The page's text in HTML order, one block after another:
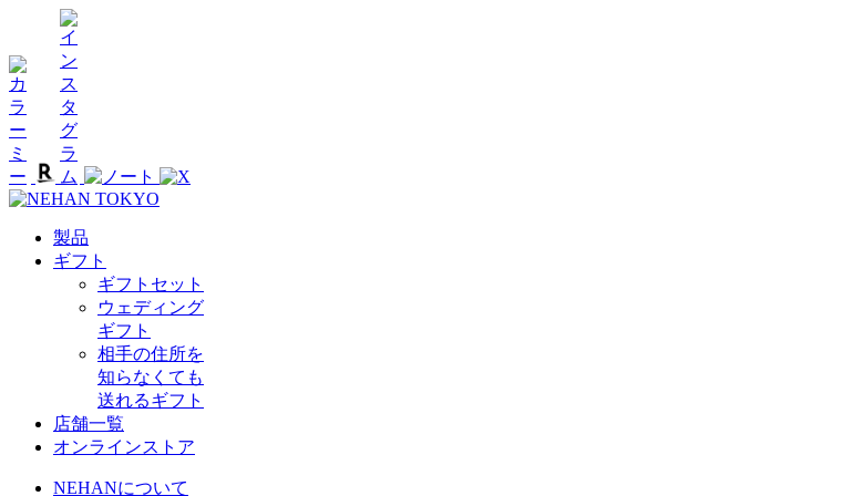
製品
ギフト
ギフトセット
ウェディング
ギフト
相手の住所を
知らなくても
送れるギフト
店舗一覧
オンラインストア
NEHANについて